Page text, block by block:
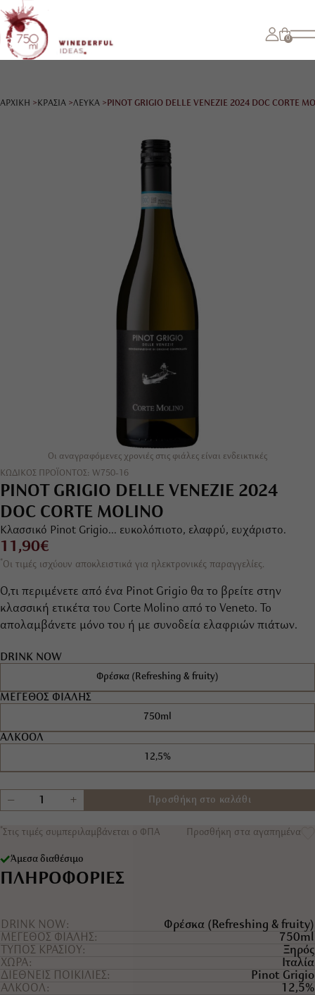
0
ΑΡΧΙΚΗ ΚΡΑΣΙΑ ΛΕΥΚΑ PINOT GRIGIO DELLE VENEZIE 2024 DOC CORTE
Οι αναγραφόμενες χρονιές στις φιάλες είναι ενδεικτικές
ΚΩΔΙΚΟΣ ΠΡΟΪΟΝΤΟΣ: W750-16
PINOT GRIGIO DELLE VENEZIE 2024
DOC CORTE MOLINO
Κλασσικό Pinot Grigio... ευκολόπιοτο, ελαφρύ, ευχάριστο.
11,90€
*Οι τιμές ισχύουν αποκλειστικά για ηλεκτρονικές παραγγελίες.
Ό,τι περιμένετε από ένα Pinot Grigio θα το βρείτε στην
κλασσική ετικέτα του Corte Molino από το Veneto. Το
απολαμβάνετε μόνο του ή με συνοδεία ελαφριών πιάτων.
DRINK NOW
Φρέσκα (Refreshing & fruity)
ΜΕΓΕΘΟΣ ΦΙΑΛΗΣ
750ml
ΑΛΚΟΟΛ
12,5%
− + Προσθήκη στο καλάθι
*Στις τιμές συμπεριλαμβάνεται ο ΦΠΑ Προσθήκη στα αγαπημένα
Άμεσα διαθέσιμο
ΠΛΗΡΟΦΟΡΙΕΣ
DRINK NOW
Φρέσκα (Refreshing & fruity)
ΜΕΓΕΘΟΣ ΦΙΑΛΗΣ
750ml
ΤYΠΟΣ ΚΡΑΣΙΟY
Ξηρός
ΧΩΡΑ
Ιταλία
ΔΙΕΘΝΕΙΣ ΠΟΙΚΙΛΙΕΣ
Pinot Grigio
ΑΛΚΟΟΛ
12,5%